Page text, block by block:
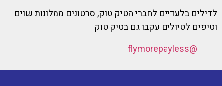
לדילים בלעדיים לחברי הטיק טוק, סרטונים ממלונות שוים
וטיפים לטיולים עקבו גם בטיק טוק
@flymorepayless